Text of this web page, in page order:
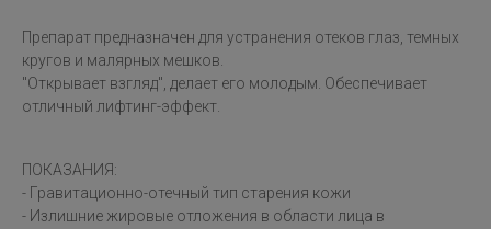
Препарат предназначен для устранения отеков глаз, темных
кругов и малярных мешков.
"Открывает взгляд", делает его молодым. Обеспечивает
отличный лифтинг-эффект.
ПОКАЗАНИЯ:
- Гравитационно-отечный тип старения кожи
- Излишние жировые отложения в области лица в